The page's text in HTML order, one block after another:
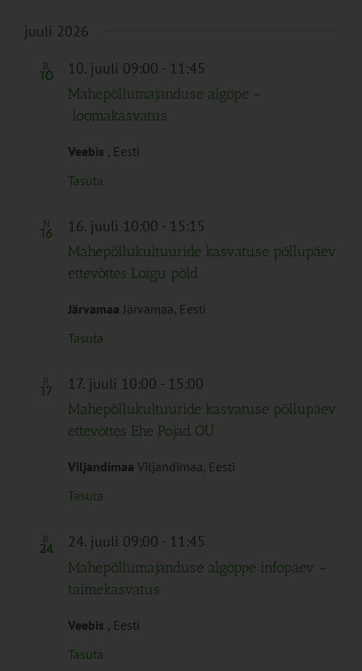
juuli 2026
R
10 10. juuli 09:00 - 11:45
Mahepõllumajanduse algõpe –
loomakasvatus
Veebis , Eesti
Tasuta
N
16 16. juuli 10:00 - 15:15
Mahepõllukultuuride kasvatuse põllupäev
ettevõttes Loigu põld
Järvamaa Järvamaa, Eesti
Tasuta
R
17 17. juuli 10:00 - 15:00
Mahepõllukultuuride kasvatuse põllupäev
ettevõttes Ehe Pojad OÜ
Viljandimaa Viljandimaa, Eesti
Tasuta
R
24 24. juuli 09:00 - 11:45
Mahepõllumajanduse algõppe infopäev –
taimekasvatus
Veebis , Eesti
Tasuta